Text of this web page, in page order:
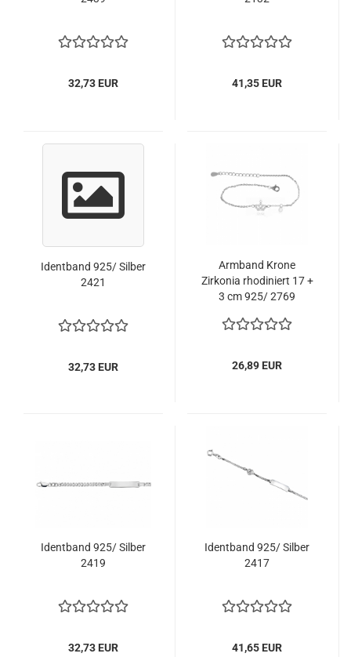
32,73 EUR 41,35 EUR
Identband 925/ Silber
2421
32,73 EUR
Armband Krone
Zirkonia rhodiniert 17 +
3 cm 925/ 2769
26,89 EUR
Identband 925/ Silber
2419
32,73 EUR
Identband 925/ Silber
2417
41,65 EUR